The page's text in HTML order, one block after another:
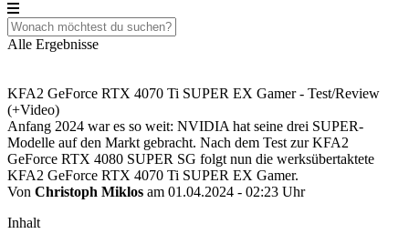
Alle Ergebnisse
KFA2 GeForce RTX 4070 Ti SUPER EX Gamer - Test/Review
(+Video)
Anfang 2024 war es so weit: NVIDIA hat seine drei SUPER-
Modelle auf den Markt gebracht. Nach dem Test zur KFA2
GeForce RTX 4080 SUPER SG folgt nun die werksübertaktete
KFA2 GeForce RTX 4070 Ti SUPER EX Gamer.
Von Christoph Miklos am 01.04.2024 - 02:23 Uhr
Inhalt